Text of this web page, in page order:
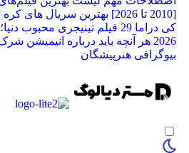
29 فیلم تینیجری محبوب دنیا؛
هر آنچه
هنرپیشگان